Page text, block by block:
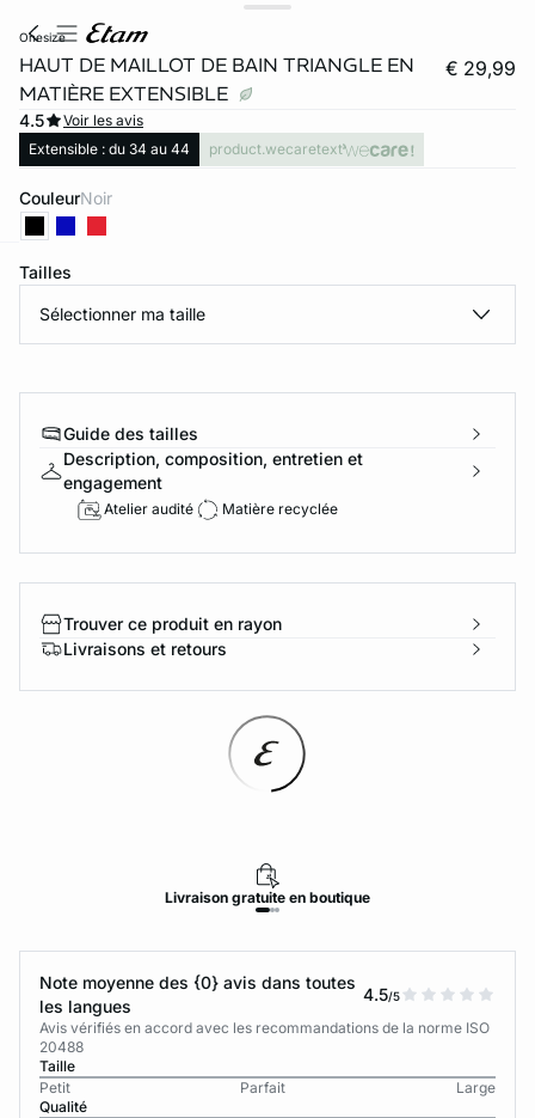
onesize
HAUT DE MAILLOT DE BAIN TRIANGLE EN
MATIÈRE EXTENSIBLE
€ 29,99
4.5
Voir les avis
Extensible : du 34 au 44
product.wecaretext
Couleur noir
Tailles
Sélectionner ma taille
Guide des tailles
Description, composition, entretien et
engagement
Atelier audité Matière recyclée
Trouver ce produit en rayon
Livraisons et retours
Livraison gratuite en boutique
Note moyenne des {0} avis dans toutes
les langues
4.5/5
Avis vérifiés en accord avec les recommandations de la norme ISO
20488
Taille
Petit
Parfait
Large
Qualité